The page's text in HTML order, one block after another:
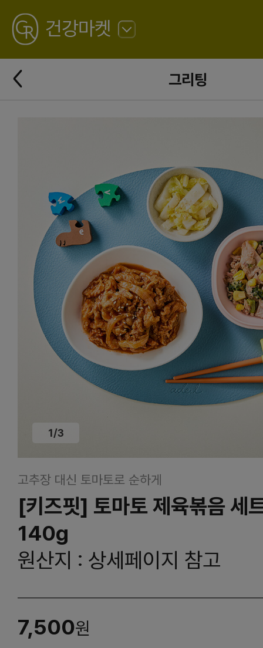
GREATING
건강마켓
로
그리팅
뒤
로
가
1/3
고추장 대신 토마토로 순하게
[키즈핏] 토마토 제육볶음 세
140g
원산지 : 상세페이지 참고
7,500원